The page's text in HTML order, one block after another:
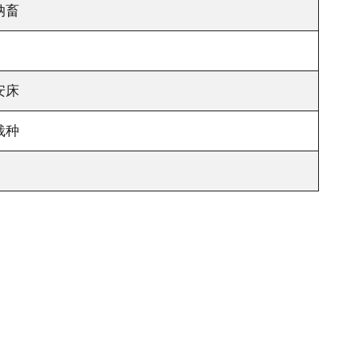
畜
床
种